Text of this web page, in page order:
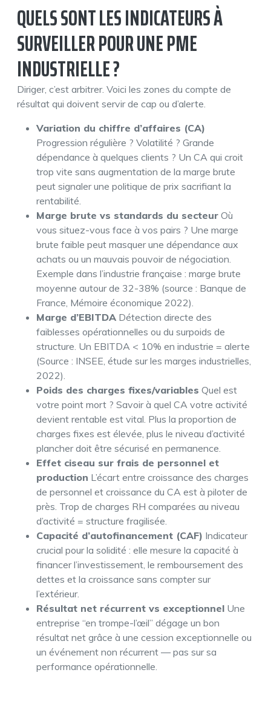
QUELS SONT LES INDICATEURS À
SURVEILLER POUR UNE PME
INDUSTRIELLE ?
Diriger, c’est arbitrer. Voici les zones du compte de
résultat qui doivent servir de cap ou d’alerte.
Variation du chiffre d’affaires (CA)
Progression régulière ? Volatilité ? Grande
dépendance à quelques clients ? Un CA qui croit
trop vite sans augmentation de la marge brute
peut signaler une politique de prix sacrifiant la
rentabilité.
Marge brute vs standards du secteur Où
vous situez-vous face à vos pairs ? Une marge
brute faible peut masquer une dépendance aux
achats ou un mauvais pouvoir de négociation.
Exemple dans l’industrie française : marge brute
moyenne autour de 32-38% (source : Banque de
France, Mémoire économique 2022).
Marge d’EBITDA Détection directe des
faiblesses opérationnelles ou du surpoids de
structure. Un EBITDA < 10% en industrie = alerte
(Source : INSEE, étude sur les marges industrielles,
2022).
Poids des charges fixes/variables Quel est
votre point mort ? Savoir à quel CA votre activité
devient rentable est vital. Plus la proportion de
charges fixes est élevée, plus le niveau d’activité
plancher doit être sécurisé en permanence.
Effet ciseau sur frais de personnel et
production L’écart entre croissance des charges
de personnel et croissance du CA est à piloter de
près. Trop de charges RH comparées au niveau
d’activité = structure fragilisée.
Capacité d’autofinancement (CAF) Indicateur
crucial pour la solidité : elle mesure la capacité à
financer l’investissement, le remboursement des
dettes et la croissance sans compter sur
l’extérieur.
Résultat net récurrent vs exceptionnel Une
entreprise “en trompe-l’œil” dégage un bon
résultat net grâce à une cession exceptionnelle ou
un événement non récurrent — pas sur sa
performance opérationnelle.